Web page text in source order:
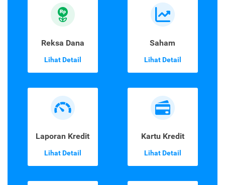
Reksa Dana
Lihat Detail
Saham
Lihat Detail
Laporan Kredit
Lihat Detail
Kartu Kredit
Lihat Detail